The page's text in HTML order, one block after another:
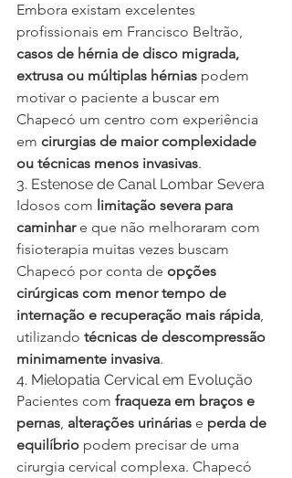
Embora existam excelentes
profissionais em Francisco Beltrão,
casos de hérnia de disco migrada,
extrusa ou múltiplas hérnias podem
motivar o paciente a buscar em
Chapecó um centro com experiência
em cirurgias de maior complexidade
ou técnicas menos invasivas.
3. Estenose de Canal Lombar Severa
Idosos com limitação severa para
caminhar e que não melhoraram com
fisioterapia muitas vezes buscam
Chapecó por conta de opções
cirúrgicas com menor tempo de
internação e recuperação mais rápida,
utilizando técnicas de descompressão
minimamente invasiva.
4. Mielopatia Cervical em Evolução
Pacientes com fraqueza em braços e
pernas, alterações urinárias e perda de
equilíbrio podem precisar de uma
cirurgia cervical complexa. Chapecó